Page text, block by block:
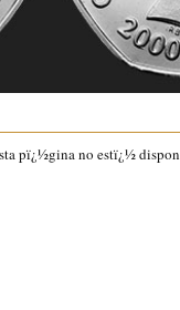
pï¿½gina no estï¿½